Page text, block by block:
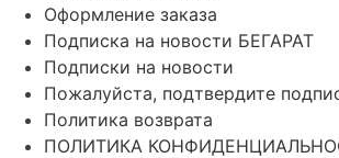
Оформление заказа
Подписка на новости БЕГАРАТ
Подписки на новости
Пожалуйста, подтвердите
Политика возврата
ПОЛИТИКА